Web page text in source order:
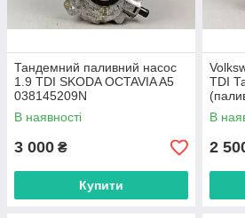
Тандемний паливний насос
1.9 TDI SKODA OCTAVIA A5
038145209N
В наявності
3 000 ₴
Купити
TDI
В
2